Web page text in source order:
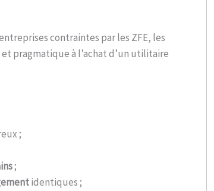
contraintes par les ZFE, les
pragmatique à l’achat d’un utilitaire
;
;
identiques ;